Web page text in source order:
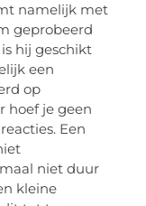
namelijk met
geprobeerd
hij geschikt
een
op
hoef je geen
Een
niet duur
kleine